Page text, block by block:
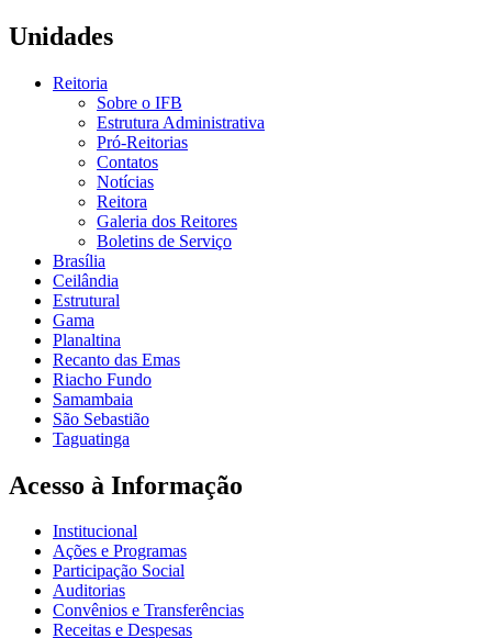
Unidades
Reitoria
Sobre o IFB
Estrutura Administrativa
Pró-Reitorias
Contatos
Notícias
Reitora
Galeria dos Reitores
Boletins de Serviço
Brasília
Ceilândia
Estrutural
Gama
Planaltina
Recanto das Emas
Riacho Fundo
Samambaia
São Sebastião
Taguatinga
Acesso à Informação
Institucional
Ações e Programas
Participação Social
Auditorias
Convênios e Transferências
Receitas e Despesas